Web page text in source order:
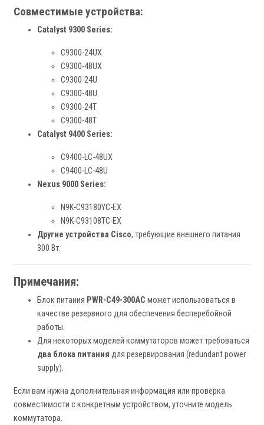
Совместимые устройства:
Catalyst 9300 Series:
C9300-24UX
C9300-48UX
C9300-24U
C9300-48U
C9300-24T
C9300-48T
Catalyst 9400 Series:
C9400-LC-48UX
C9400-LC-48U
Nexus 9000 Series:
N9K-C93180YC-EX
N9K-C93108TC-EX
Другие устройства Cisco, требующие внешнего питания
300 Вт.
Примечания:
Блок питания PWR-C49-300AC может использоваться в
качестве резервного для обеспечения бесперебойной
работы.
Для некоторых моделей коммутаторов может требоваться
два блока питания для резервирования (redundant power
supply).
Если вам нужна дополнительная информация или проверка
совместимости с конкретным устройством, уточните модель
коммутатора.